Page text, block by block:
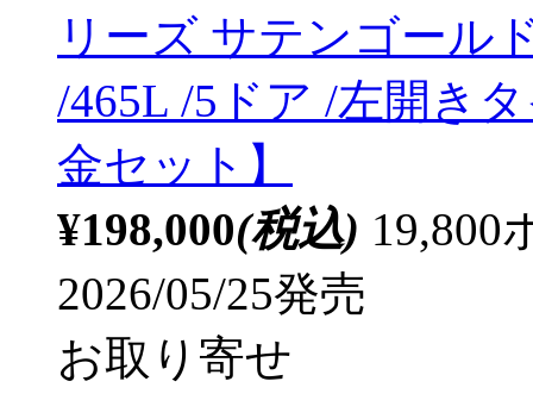
リーズ サテンゴール
/465L /5ドア /左開き
金セット】
¥198,000(税込) 19,800
2026/05/25発売
お取り寄せ